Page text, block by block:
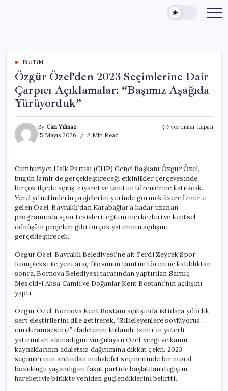
content
EĞITIM
Özgür Özel’den 2023 Seçimlerine Dair
Çarpıcı Açıklamalar: “Başımız Aşağıda
Yürüyorduk”
By Can Yılmaz
15 Mayıs 2026
2 Min Read
Özgür
Çarpıcı
Açıklamalar:
“Başımız
Aşağıda
için
yorumlar kapalı
Cumhuriyet Halk Partisi (CHP) Genel Başkanı Özgür Özel,
bugün İzmir’de gerçekleştireceği etkinlikler çerçevesinde,
birçok ilçede açılış, ziyaret ve tanıtım törenlerine katılacak.
Yerel yönetimlerin projelerini yerinde görmek üzere İzmir’e
gelen Özel, Bayraklı’dan Karabağlar’a kadar uzanan
programında spor tesisleri, eğitim merkezleri ve kentsel
dönüşüm projeleri gibi birçok yatırımın açılışını
gerçekleştirecek.
Özgür Özel, Bayraklı Belediyesi’ne ait Ferdi Zeyrek Spor
Kompleksi ile yeni araç filosunun tanıtım törenine katıldıktan
sonra, Bornova Belediyesi tarafından yaptırılan Sarnıç
Mescid-i Aksa Camii ve Doğanlar Kent Bostanı’nın açılışını
yaptı.
Özgür Özel, Bornova Kent Bostanı açılışında iktidara yönelik
sert eleştirilerini dile getirerek, “Silkeleyenlere söylüyoruz…
durduramazsınız” ifadelerini kullandı. İzmir’in yeterli
yatırımları alamadığını vurgulayan Özel, vergi ve kamu
kaynaklarının adaletsiz dağıtımına dikkat çekti. 2023
seçimlerinin ardından muhalefet seçmeninde bir moral
bozukluğu yaşandığını fakat partide başlatılan değişim
hareketiyle birlikte yeniden güçlendiklerini belirtti.